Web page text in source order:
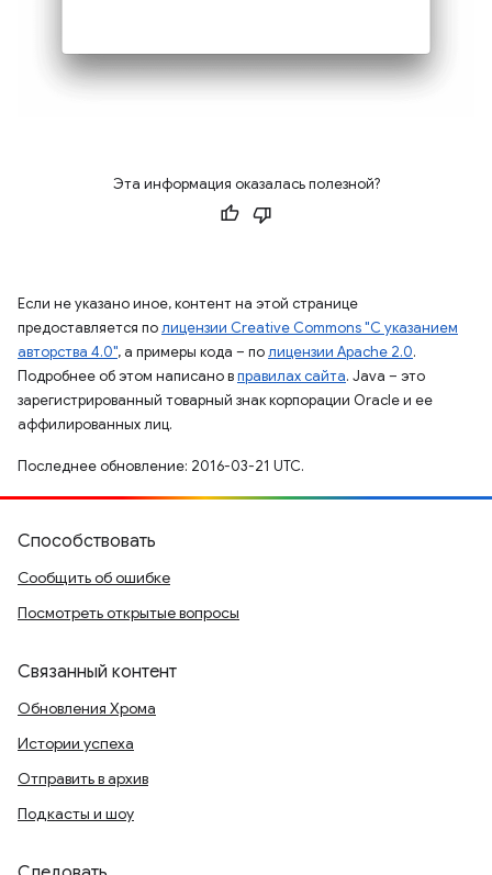
Эта информация оказалась полезной?
Если не указано иное, контент на этой странице
предоставляется полицензии Creative Commons "С указанием
авторства 4.0", а примеры кода – полицензии Apache 2.0.
Подробнее об этом написано вправилах сайта. Java – это
зарегистрированный товарный знак корпорации Oracle и ее
аффилированных лиц.
Последнее обновление: 2016-03-21 UTC.
Способствовать
Сообщить об ошибке
Посмотреть открытые вопросы
Связанный контент
Обновления Хрома
Истории успеха
Отправить в архив
Подкасты и шоу